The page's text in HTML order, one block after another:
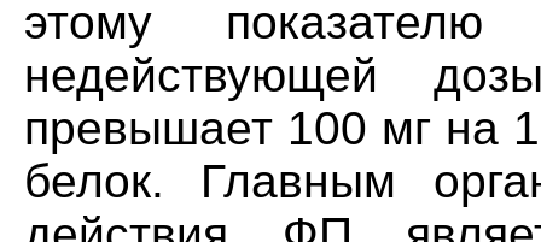
этому показателю
недействующей
превышает 100 мг на
белок. Главным